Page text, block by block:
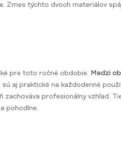
Zmes týchto dvoch materiálov
pre toto ročné obdobie. Medzi
sú aj praktické na každodenné
zachováva profesionálny vzhľad.
pohodlne.